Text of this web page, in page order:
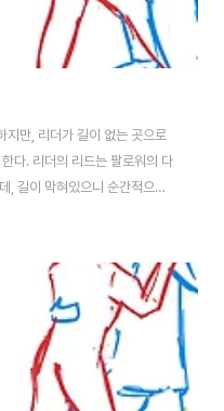
지만, 리더가 길이 없는 곳으로
다. 리더의 리드는 팔로워의 다
, 길이 막혀있으니 순간적으로
팔로워도 리더의 중심이 어디
팔로워의 사까다도 리더와 같이
보다 살짝 느리기 무게를 옮길
준비되어 있고 들어 갈 수 있
본 리더의 리드 팔로워의 사까